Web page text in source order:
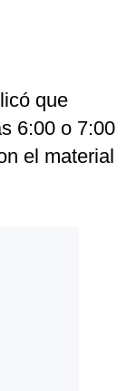
que
6:00 o 7:00
el material